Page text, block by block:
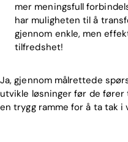
mer meningsfull
har muligheten til å
gjennom enkle, men
tilfredshet!
Ja, gjennom målrettede
utvikle løsninger før de
en trygg ramme for å ta tak i